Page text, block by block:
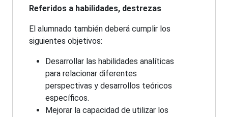
Referidos a habilidades, destrezas
El alumnado también deberá cumplir los
siguientes objetivos:
Desarrollar las habilidades analíticas
para relacionar diferentes
perspectivas y desarrollos teóricos
específicos.
Mejorar la capacidad de utilizar los